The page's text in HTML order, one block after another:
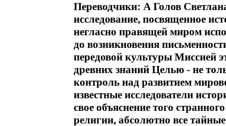
Переводчики: А Голов
исследование, посвященное
негласно правящей миром
до возникновения
передовой культуры Миссией
древних знаний Целью - не
контроль над развитием
известные исследователи
свое объяснение того
религии, абсолютно все